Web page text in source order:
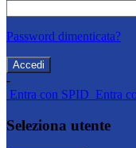
Password dimenticata?
-
Entra con SPID Entra
Seleziona utente